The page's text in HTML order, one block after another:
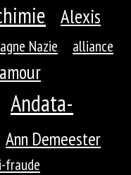
Alexis
Nazie
alliance
amour
Andata-
Ann Demeester
fraude